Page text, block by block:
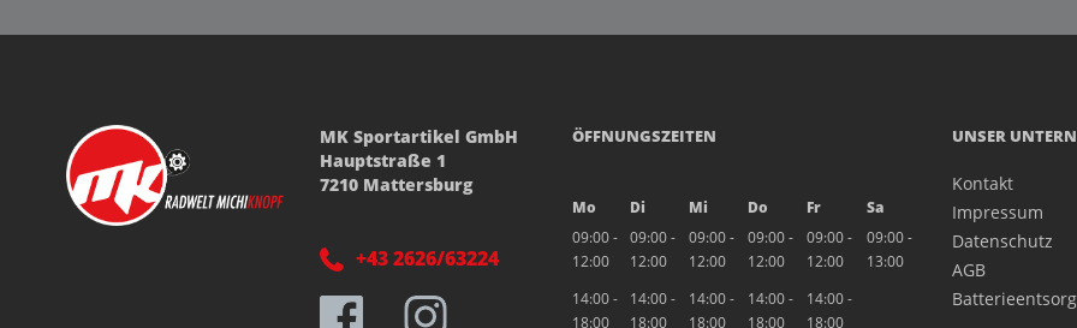
MK Sportartikel GmbH
Hauptstraße 1
7210 Mattersburg
+43 2626/63224
ÖFFNUNGSZEITEN
Mo Di Mi Do Fr
Sa
09:00 -
12:00
09:00 -
12:00
09:00 -
12:00
09:00 -
12:00
09:00 -
12:00
09:00 -
13:00
14:00 -
18:00
14:00 -
18:00
14:00 -
18:00
14:00 -
18:00
14:00 -
18:00
UNSER
Kontakt
Impressum
Datenschutz
AGB